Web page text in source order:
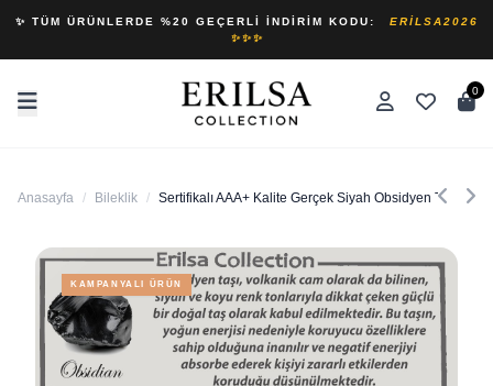
✨ TÜM ÜRÜNLERDE %20 GEÇERLI İNDIRIM KODU:
ERILSA2026
✨✨✨
0
Anasayfa / Bileklik / Sertifikalı AAA+ Kalite Gerçek Siyah Obsidyen Taşı
KAMPANYALI ÜRÜN